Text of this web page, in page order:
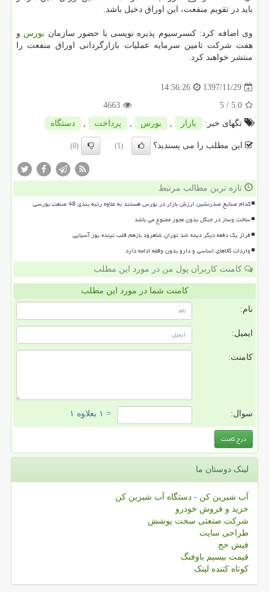
باید در تقویم منفعت، این اوراق دخیل باشد.
وی اضافه كرد: كنسرسیوم پذیره نویسی با حضور سازمان بورس و
هفت شركت تامین سرمایه عملیات بازارگردانی اوراق منفعت را
منتشر خواهند كرد.
1397/11/29
14:56:26
5.0
/ 5
4663
تگهای خبر:
بازار , بورس , پرداخت , دستگاه
این مطلب را می پسندید؟ (1)
(0)
تازه ترین مطالب مرتبط
کدام صنایع صدرنشین ارزش بازار در بورس هستند به علاوه رتبه بندی 48 صنعت بورسی
ساخت وساز در جنگل بدون مجوز ممنوع می باشد
فراز یک دفعه دیگر دیده شد توران شاهرود بازهم قلب تپنده یوز آسیایی
واردات کالاهای اساسی و دارو بدون وقفه ادامه دارد
کامنت کاربران پول من در مورد این مطلب
کامنت شما در مورد این مطلب
نام:
ایمیل:
کامنت:
سوال: = ۱ بعلاوه ۱
لینک دوستان ما
آب شیرین کن - دستگاه آب شیرین کن
خرید و فروش خودرو
شرکت صنعتی سخت پوشش
طراحی سایت
فیش حج
قیمت بیسیم باوفنگ
کوتاه کننده لینک